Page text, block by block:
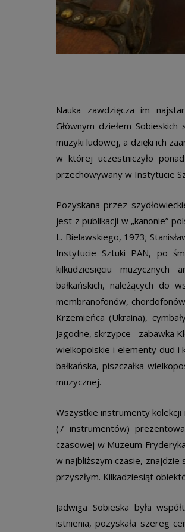
Nauka zawdzięcza im
Głównym dziełem
muzyki ludowej, a dzięki ich
w której uczestniczyło
przechowywany w Instytucie
Pozyskana przez
jest z publikacji w „kanonie”
L. Bielawskiego, 1973;
Instytucie Sztuki PAN, po
kilkudziesięciu muzycznych
bałkańskich, należących do
membranofonów,
Krzemieńca (Ukraina),
Jagodne, skrzypce –zabawka
wielkopolskie i elementy dud i
bałkańska, piszczałka
muzycznej.
Wszystkie instrumenty
(7 instrumentów)
czasowej w Muzeum
w najbliższym czasie, znajdzie
przyszłym. Kilkadziesiąt
Jadwiga Sobieska była
istnienia, pozyskała szereg